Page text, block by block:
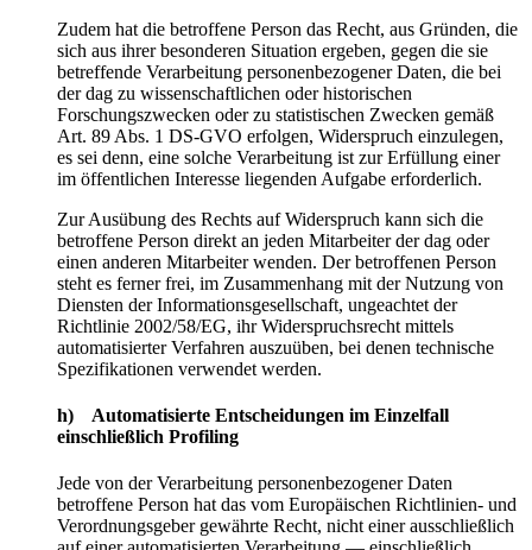
Zudem hat die betroffene Person das Recht, aus Gründen, die
sich aus ihrer besonderen Situation ergeben, gegen die sie
betreffende Verarbeitung personenbezogener Daten, die bei
der dag zu wissenschaftlichen oder historischen
Forschungszwecken oder zu statistischen Zwecken gemäß
Art. 89 Abs. 1 DS-GVO erfolgen, Widerspruch einzulegen,
es sei denn, eine solche Verarbeitung ist zur Erfüllung einer
im öffentlichen Interesse liegenden Aufgabe erforderlich.
Zur Ausübung des Rechts auf Widerspruch kann sich die
betroffene Person direkt an jeden Mitarbeiter der dag oder
einen anderen Mitarbeiter wenden. Der betroffenen Person
steht es ferner frei, im Zusammenhang mit der Nutzung von
Diensten der Informationsgesellschaft, ungeachtet der
Richtlinie 2002/58/EG, ihr Widerspruchsrecht mittels
automatisierter Verfahren auszuüben, bei denen technische
Spezifikationen verwendet werden.
h) Automatisierte Entscheidungen im Einzelfall
einschließlich Profiling
Jede von der Verarbeitung personenbezogener Daten
betroffene Person hat das vom Europäischen Richtlinien- und
Verordnungsgeber gewährte Recht, nicht einer ausschließlich